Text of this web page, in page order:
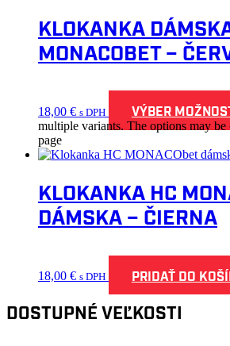
KLOKANKA
MONACOBET –
18,00 € s DPH VÝBER
multiple variants. The options may be
page
KLOKANKA HC
DÁMSKA – ČIERNA
18,00 € s DPH PRIDAŤ DO
DOSTUPNÉ VEĽKOSTI